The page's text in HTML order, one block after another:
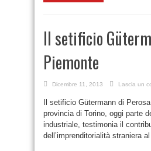
Il setificio
Piemonte
Dicembre 11, 2013 Lascia un
Il setificio Gütermann di
provincia di Torino, oggi parte
industriale, testimonia il
dell’imprenditorialità straniera